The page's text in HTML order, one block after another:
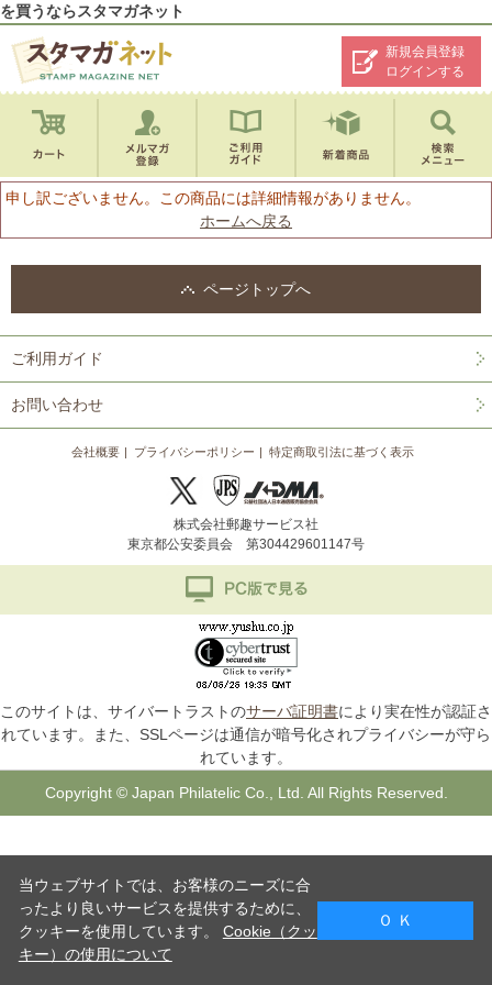
を買うならスタマガネット
新規会員登録
ログインする
申し訳ございません。この商品には詳細情報がありません。
ホームへ戻る
ページトップへ
ご利用ガイド
お問い合わせ
会社概要 プライバシーポリシー 特定商取引法に基づく表示
株式会社郵趣サービス社
東京都公安委員会 第304429601147号
このサイトは、サイバートラストのサーバ証明書により実在性が認証さ
れています。また、SSLページは通信が暗号化されプライバシーが守ら
れています。
Copyright © Japan Philatelic Co., Ltd. All Rights Reserved.
当ウェブサイトでは、お客様のニーズに合
ったより良いサービスを提供するために、
クッキーを使用しています。 Cookie（クッ
キー）の使用について
Ｏ Ｋ